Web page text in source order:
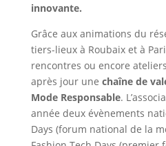
innovante.
Grâce aux animations du
tiers-lieux à Roubaix et à
rencontres ou encore
après jour une chaîne de
Mode Responsable.
année deux évènements
Days (forum national de la